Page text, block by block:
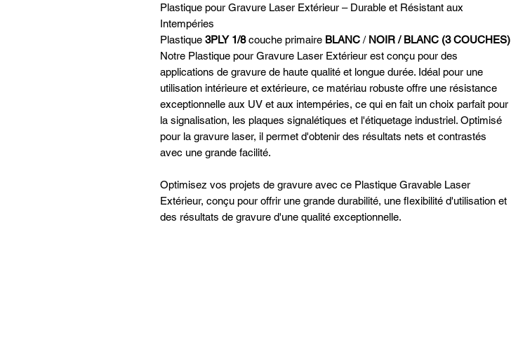
Plastique pour Gravure Laser Extérieur – Durable et Résistant aux
Intempéries
Plastique 3PLY 1/8couche primaire BLANC / NOIR / BLANC (3 COUCHES)
Notre Plastique pour Gravure Laser Extérieur est conçu pour des
applications de gravure de haute qualité et longue durée. Idéal pour une
utilisation intérieure et extérieure, ce matériau robuste offre une résistance
exceptionnelle aux UV et aux intempéries, ce qui en fait un choix parfait pour
la signalisation, les plaques signalétiques et l'étiquetage industriel. Optimisé
pour la gravure laser, il permet d'obtenir des résultats nets et contrastés
avec une grande facilité.
Optimisez vos projets de gravure avec ce Plastique Gravable Laser
Extérieur, conçu pour offrir une grande durabilité, une flexibilité d'utilisation et
des résultats de gravure d'une qualité exceptionnelle.